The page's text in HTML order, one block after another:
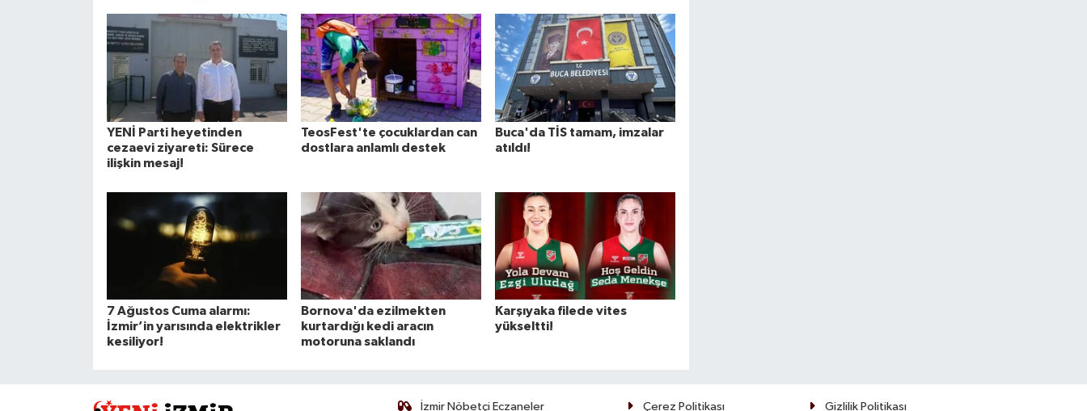
YENİ Parti heyetinden
cezaevi ziyareti: Sürece
ilişkin mesaj!
TeosFest'te çocuklardan can
dostlara anlamlı destek
Buca'da TİS tamam, imzalar
atıldı!
7 Ağustos Cuma alarmı:
İzmir’in yarısında elektrikler
kesiliyor!
Bornova'da ezilmekten
kurtardığı kedi aracın
motoruna saklandı
Karşıyaka filede vites
yükseltti!
İzmir Nöbetçi Eczaneler Çerez Politikası Gizlilik Politikası